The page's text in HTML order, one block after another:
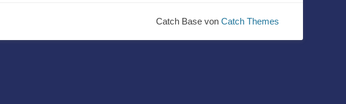
Catch Base von Catch Themes